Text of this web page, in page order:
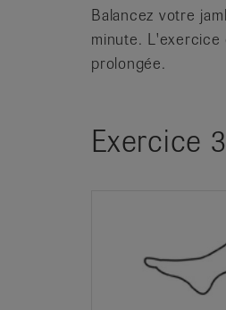
Balancez votre
minute.
prolongée.
Exercice 3